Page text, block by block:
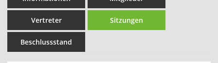
Vertreter Sitzungen
Beschlussstand